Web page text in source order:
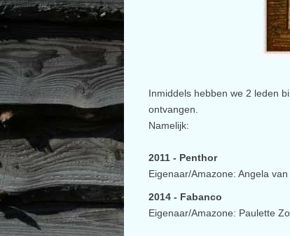
Inmiddels hebben we 2 leden
ontvangen.
Namelijk:
2011 - Penthor
Eigenaar/Amazone: Angela
2014 - Fabanco
Eigenaar/Amazone: Paulette